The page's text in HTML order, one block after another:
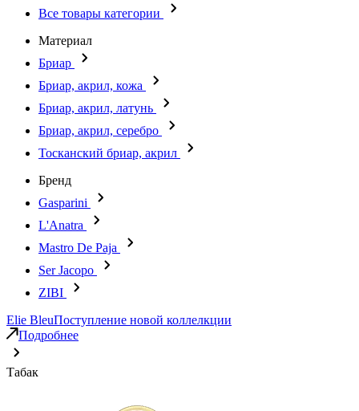
Все товары категории
Материал
Бриар
Бриар, акрил, кожа
Бриар, акрил, латунь
Бриар, акрил, серебро
Тосканский бриар, акрил
Бренд
Gasparini
L'Anatra
Mastro De Paja
Ser Jacopo
ZIBI
Elie BleuПоступление новой коллелкции
Подробнее
Табак